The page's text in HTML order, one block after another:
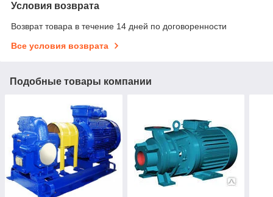
Условия возврата
Возврат товара в течение 14 дней по договоренности
Все условия возврата
Подобные товары компании